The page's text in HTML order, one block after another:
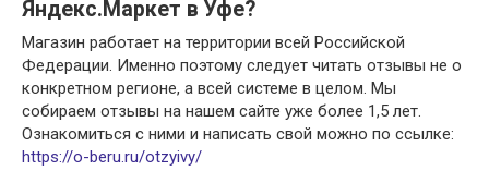
Яндекс.Маркет в Уфе?
Магазин работает на территории всей Российской
Федерации. Именно поэтому следует читать отзывы не о
конкретном регионе, а всей системе в целом. Мы
собираем отзывы на нашем сайте уже более 1,5 лет.
Ознакомиться с ними и написать свой можно по ссылке:
https://o-beru.ru/otzyivy/